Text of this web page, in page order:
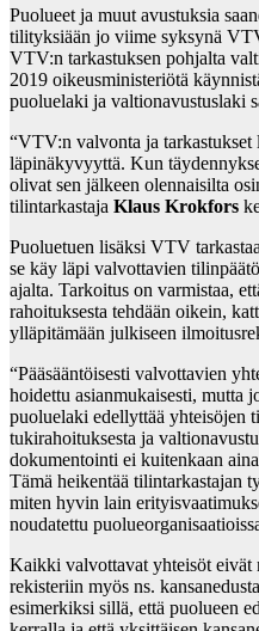
Puolueet ja muut avustuksia
tilityksiään jo viime syksynä
VTV:n tarkastuksen pohjalta
2019 oikeusministeriötä
puoluelaki ja valtionavustuslaki
“VTV:n valvonta ja tarkastukset
läpinäkyvyyttä. Kun
olivat sen jälkeen olennaisilta
tilintarkastaja Klaus Krokfors
Puoluetuen lisäksi VTV
se käy läpi valvottavien
ajalta. Tarkoitus on varmistaa,
rahoituksesta tehdään oikein,
ylläpitämään julkiseen
“Pääsääntöisesti valvottavien
hoidettu asianmukaisesti, mutta
puoluelaki edellyttää yhteisöjen
tukirahoituksesta ja
dokumentointi ei kuitenkaan
Tämä heikentää tilintarkastajan
miten hyvin lain
noudatettu
Kaikki valvottavat yhteisöt eivät
rekisteriin myös ns.
esimerkiksi sillä, että puolueen